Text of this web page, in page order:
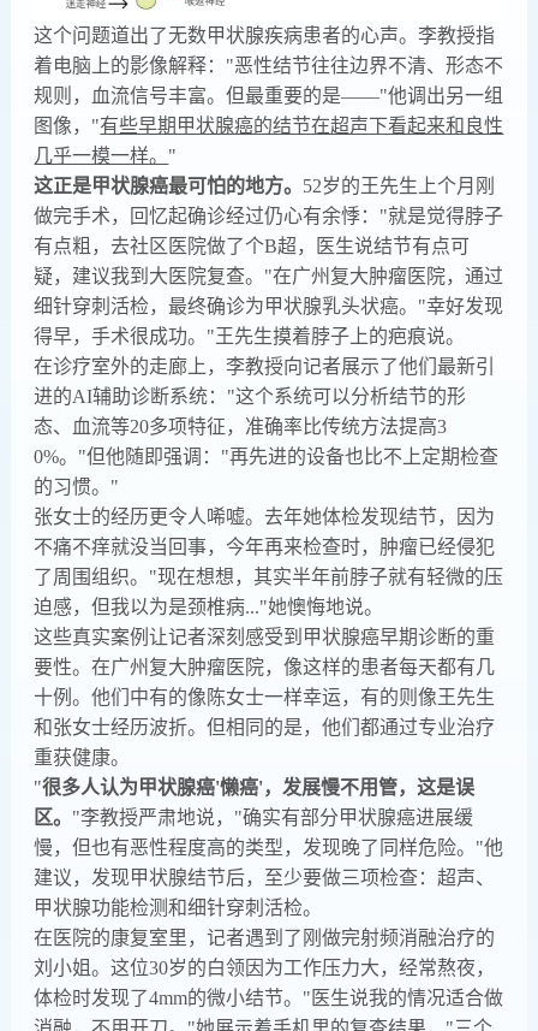
这个问题道出了无数甲状腺疾病患者的心声。李教授指
着电脑上的影像解释："恶性结节往往边界不清、形态不
规则，血流信号丰富。但最重要的是——"他调出另一组
图像，"有些早期甲状腺癌的结节在超声下看起来和良性
几乎一模一样。 "
这正是甲状腺癌最可怕的地方。 52岁的王先生上个月刚
做完手术，回忆起确诊经过仍心有余悸："就是觉得脖子
有点粗，去社区医院做了个B超，医生说结节有点可
疑，建议我到大医院复查。"在广州复大肿瘤医院，通过
细针穿刺活检，最终确诊为甲状腺乳头状癌。"幸好发现
得早，手术很成功。"王先生摸着脖子上的疤痕说。
在诊疗室外的走廊上，李教授向记者展示了他们最新引
进的AI辅助诊断系统："这个系统可以分析结节的形
态、血流等20多项特征，准确率比传统方法提高3
0%。"但他随即强调："再先进的设备也比不上定期检查
的习惯。"
张女士的经历更令人唏嘘。去年她体检发现结节，因为
不痛不痒就没当回事，今年再来检查时，肿瘤已经侵犯
了周围组织。"现在想想，其实半年前脖子就有轻微的压
迫感，但我以为是颈椎病..."她懊悔地说。
这些真实案例让记者深刻感受到甲状腺癌早期诊断的重
要性。在广州复大肿瘤医院，像这样的患者每天都有几
十例。他们中有的像陈女士一样幸运，有的则像王先生
和张女士经历波折。但相同的是，他们都通过专业治疗
重获健康。
"很多人认为甲状腺癌'懒癌'，发展慢不用管，这是误
区。 "李教授严肃地说，"确实有部分甲状腺癌进展缓
慢，但也有恶性程度高的类型，发现晚了同样危险。"他
建议，发现甲状腺结节后，至少要做三项检查：超声、
甲状腺功能检测和细针穿刺活检。
在医院的康复室里，记者遇到了刚做完射频消融治疗的
刘小姐。这位30岁的白领因为工作压力大，经常熬夜，
体检时发现了4mm的微小结节。"医生说我的情况适合做